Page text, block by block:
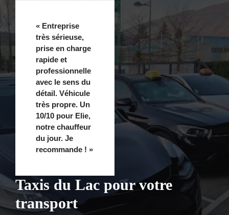
Taxis du Lac pour votre
transport
« Entreprise
très sérieuse,
prise en charge
rapide et
professionnelle
avec le sens du
détail. Véhicule
très propre. Un
10/10 pour Elie,
notre chauffeur
du jour. Je
recommande ! »